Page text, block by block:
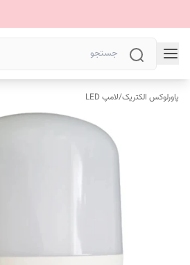
پاورلوکس الکتریک/لامپ LED